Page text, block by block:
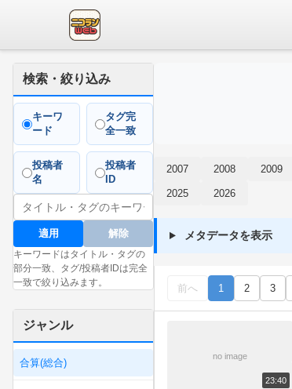
検索・絞り込み
キーワ
ード
タグ完
全一致
投稿者
名
投稿者
ID
適用 解除
キーワードはタイトル・タグの
部分一致、タグ/投稿者IDは完全
一致で絞り込みます。
ジャンル
合算(総合)
2007 2008 2009
2025 2026
メタデータを表示
前へ 1 2 3
no image
23:40